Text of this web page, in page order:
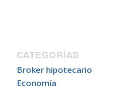
CATEGORÍAS
Broker hipotecario
Economía